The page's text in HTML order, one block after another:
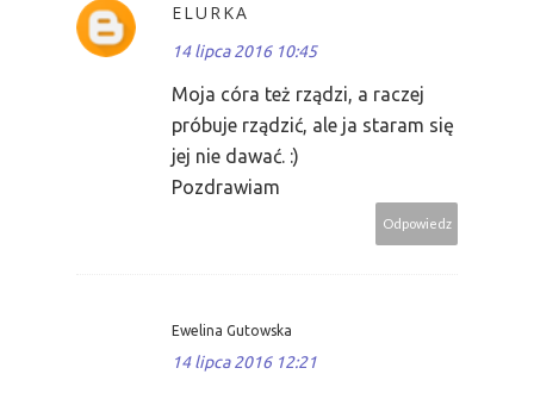
ELURKA
14 lipca 2016 10:45
Moja córa też rządzi, a raczej
próbuje rządzić, ale ja staram się
jej nie dawać. :)
Pozdrawiam
Odpowiedz
Ewelina Gutowska
14 lipca 2016 12:21